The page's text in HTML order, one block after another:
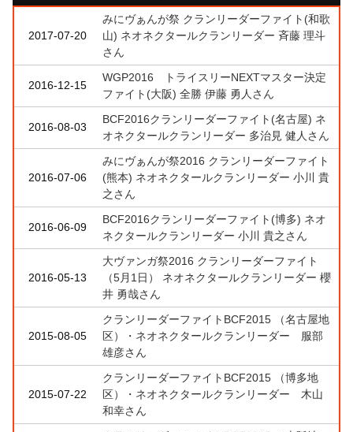
2017-07-20
みにヴぁんが祭 クランリーダーファイト(和歌
山) ネオネクタールクランリーダー 斉藤 理斗
さん
2016-12-15
WGP2016 トライスリーNEXTマスター決定
ファイト(大阪) 全勝 伊藤 勇人さん
2016-08-03
BCF2016クランリーダーファイト(名古屋) ネ
オネクタールクランリーダー 多治見 健人さん
2016-07-06
みにヴぁんが祭2016 クランリーダーファイト
(熊本) ネオネクタールクランリーダー 小川 貴
之さん
2016-06-09
BCF2016クランリーダーファイト(博多) ネオ
ネクタールクランリーダー 小川 貴之さん
2016-05-13
大ヴァンガ祭2016 クランリーダーファイト
（5月1日） ネオネクタールクランリーダー 櫻
井 勇哉さん
2015-08-05
クランリーダーファイトBCF2015 （名古屋地
区）・ネオネクタールクランリーダー 服部
雄彦さん
2015-07-22
クランリーダーファイトBCF2015 （博多地
区）・ネオネクタールクランリーダー 木山
和幸さん